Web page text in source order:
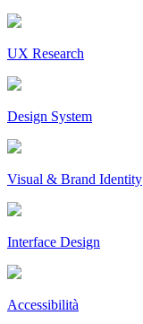
UX Research
Design System
Visual & Brand Identity
Interface Design
Accessibilità